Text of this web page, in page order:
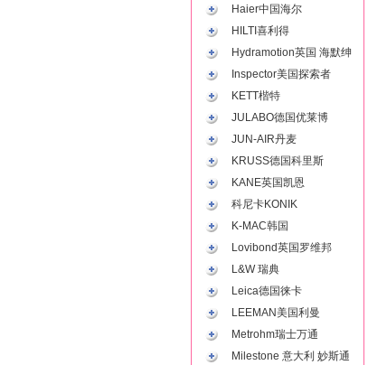
Haier中国海尔
HILTI喜利得
Hydramotion英国 海默绅
Inspector美国探索者
KETT楷特
JULABO德国优莱博
JUN-AIR丹麦
KRUSS德国科里斯
KANE英国凯恩
科尼卡KONIK
K-MAC韩国
Lovibond英国罗维邦
L&W 瑞典
Leica德国徕卡
LEEMAN美国利曼
Metrohm瑞士万通
Milestone 意大利 妙斯通